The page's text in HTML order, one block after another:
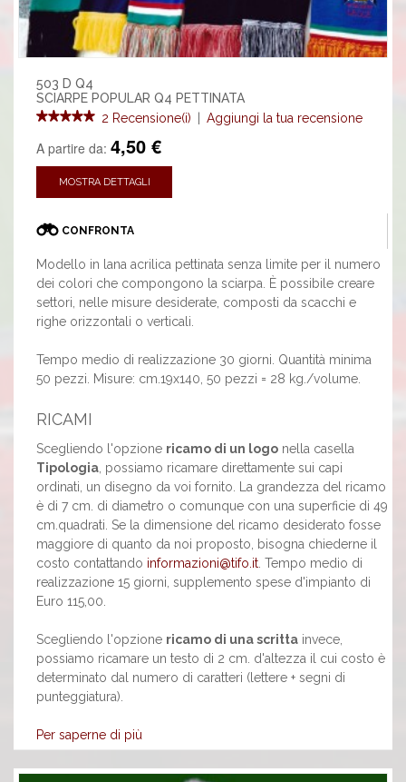
503 D Q4
SCIARPE POPULAR Q4 PETTINATA
2 Recensione(i)
Aggiungi la tua recensione
A partire da: 4,50 €
MOSTRA DETTAGLI
CONFRONTA
Modello in lana acrilica pettinata senza limite per il numero
dei colori che compongono la sciarpa. È possibile creare
settori, nelle misure desiderate, composti da scacchi e
righe orizzontali o verticali.
Tempo medio di realizzazione 30 giorni. Quantità minima
50 pezzi. Misure: cm.19x140, 50 pezzi = 28 kg./volume.
RICAMI
Scegliendo l'opzione ricamo di un logo nella casella
Tipologia , possiamo ricamare direttamente sui capi
ordinati, un disegno da voi fornito. La grandezza del ricamo
è di 7 cm. di diametro o comunque con una superficie di 49
cm.quadrati. Se la dimensione del ricamo desiderato fosse
maggiore di quanto da noi proposto, bisogna chiederne il
costo contattando informazioni@tifo.it . Tempo medio di
realizzazione 15 giorni, supplemento spese d'impianto di
Euro 115,00.
Scegliendo l'opzione ricamo di una scritta invece,
possiamo ricamare un testo di 2 cm. d'altezza il cui costo è
determinato dal numero di caratteri (lettere + segni di
punteggiatura).
Per saperne di più